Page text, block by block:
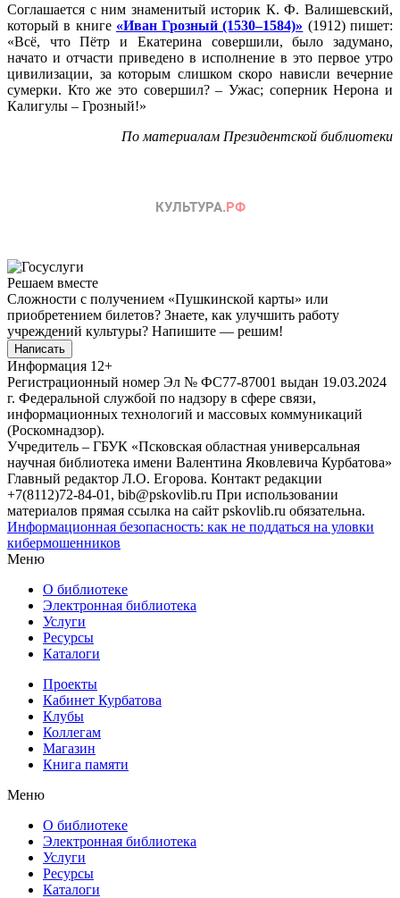
Соглашается с ним знаменитый историк К. Ф. Валишевский,
который в книге «Иван Грозный (1530–1584)» (1912) пишет:
«Всё, что Пётр и Екатерина совершили, было задумано,
начато и отчасти приведено в исполнение в это первое утро
цивилизации, за которым слишком скоро нависли вечерние
сумерки. Кто же это совершил? – Ужас; соперник Нерона и
Калигулы – Грозный!»
По материалам Президентской библиотеки
Решаем вместе
Сложности с получением «Пушкинской карты» или
приобретением билетов? Знаете, как улучшить работу
учреждений культуры? Напишите — решим!
Написать
Информация 12+
Регистрационный номер Эл № ФС77-87001 выдан 19.03.2024
г. Федеральной службой по надзору в сфере связи,
информационных технологий и массовых коммуникаций
(Роскомнадзор).
Учредитель – ГБУК «Псковская областная универсальная
научная библиотека имени Валентина Яковлевича Курбатова»
Главный редактор Л.О. Егорова. Контакт редакции
+7(8112)72-84-01, bib@pskovlib.ru При использовании
материалов прямая ссылка на сайт pskovlib.ru обязательна.
Информационная безопасность: как не поддаться на уловки
кибермошенников
Меню
О библиотеке
Электронная библиотека
Услуги
Ресурсы
Каталоги
Проекты
Кабинет Курбатова
Клубы
Коллегам
Магазин
Книга памяти
Меню
О библиотеке
Электронная библиотека
Услуги
Ресурсы
Каталоги